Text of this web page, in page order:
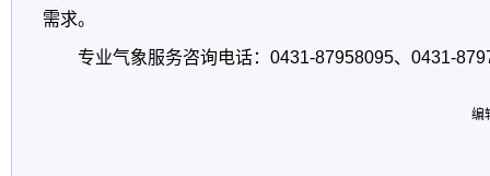
需求。
专业气象服务咨询电话：0431-87958095、0431-
编